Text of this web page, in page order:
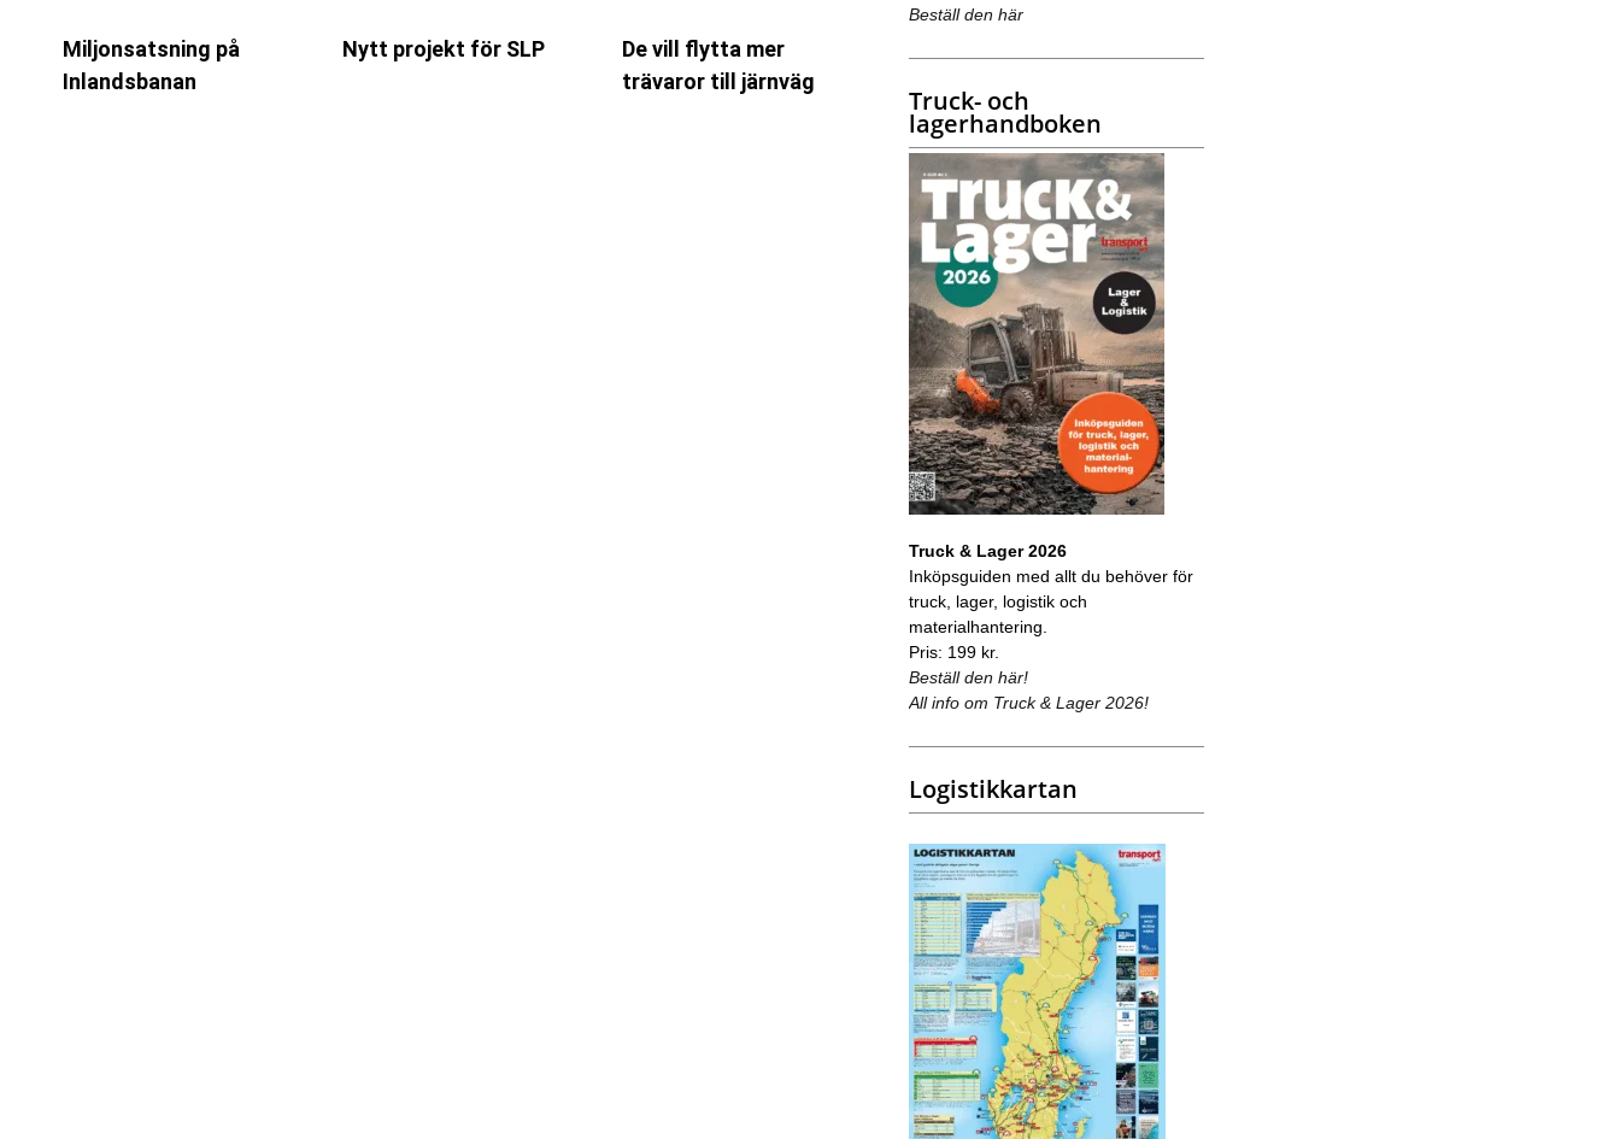
Miljonsatsning på
Inlandsbanan
Nytt projekt för SLP
De vill flytta mer
trävaror till järnväg
Beställ den här
Truck- och
lagerhandboken
Truck & Lager 2026
Inköpsguiden med allt du behöver för
truck, lager, logistik och
materialhantering.
Pris: 199 kr.
Beställ den här!
All info om Truck & Lager 2026!
Logistikkartan